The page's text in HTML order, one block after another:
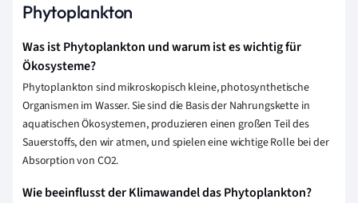
Phytoplankton
Was ist Phytoplankton und warum ist es wichtig für
Ökosysteme?
Phytoplankton sind mikroskopisch kleine, photosynthetische
Organismen im Wasser. Sie sind die Basis der Nahrungskette in
aquatischen Ökosystemen, produzieren einen großen Teil des
Sauerstoffs, den wir atmen, und spielen eine wichtige Rolle bei der
Absorption von CO2.
Wie beeinflusst der Klimawandel das Phytoplankton?